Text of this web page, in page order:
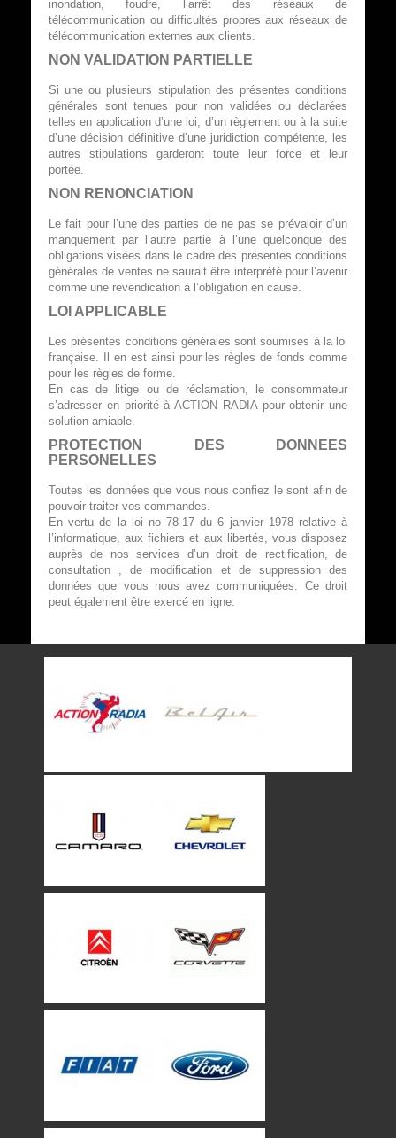
inondation, foudre, l’arrêt des réseaux de
télécommunication ou difficultés propres aux réseaux de
télécommunication externes aux clients.
NON VALIDATION PARTIELLE
Si une ou plusieurs stipulation des présentes conditions
générales sont tenues pour non validées ou déclarées
telles en application d’une loi, d’un règlement ou à la suite
d’une décision définitive d’une juridiction compétente, les
autres stipulations garderont toute leur force et leur
portée.
NON RENONCIATION
Le fait pour l’une des parties de ne pas se prévaloir d’un
manquement par l’autre partie à l’une quelconque des
obligations visées dans le cadre des présentes conditions
générales de ventes ne saurait être interprété pour l’avenir
comme une revendication à l’obligation en cause.
LOI APPLICABLE
Les présentes conditions générales sont soumises à la loi
française. Il en est ainsi pour les règles de fonds comme
pour les règles de forme.
En cas de litige ou de réclamation, le consommateur
s’adresser en priorité à ACTION RADIA pour obtenir une
solution amiable.
PROTECTION DES DONNEES
PERSONELLES
Toutes les données que vous nous confiez le sont afin de
pouvoir traiter vos commandes.
En vertu de la loi no 78-17 du 6 janvier 1978 relative à
l’informatique, aux fichiers et aux libertés, vous disposez
auprès de nos services d’un droit de rectification, de
consultation , de modification et de suppression des
données que vous nous avez communiquées. Ce droit
peut également être exercé en ligne.